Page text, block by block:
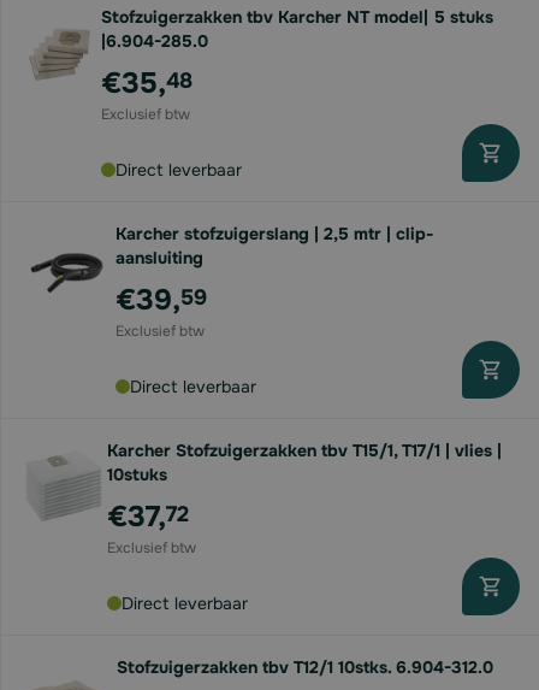
Stofzuigerzakken tbv Karcher NT model| 5 stuks
|6.904-285.0
€35,48
Direct leverbaar
Karcher stofzuigerslang | 2,5 mtr | clip-
aansluiting
€39,59
Direct leverbaar
Karcher Stofzuigerzakken tbv T15/1, T17/1 | vlies |
10stuks
€37,72
Direct leverbaar
Stofzuigerzakken tbv T12/1 10stks. 6.904-312.0